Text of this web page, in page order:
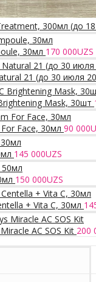
300мл (до
30мл 170 000UZS
21 (до 30 июля
Mask, 30шт
Face, 30мл 90 000
145 000UZS
150 000UZS
+ Vita C, 30мл
AC SOS Kit 200